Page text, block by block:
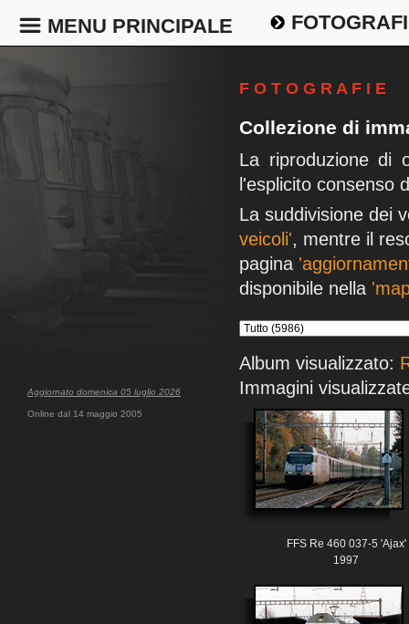
MENU PRINCIPALE
Aggiornato domenica 05 luglio 2026
Online dal 14 maggio 2005
F O T O G R A F I E
Collezione di
La riproduzione di
l'esplicito consenso
La suddivisione dei
veicoli', mentre il
pagina
disponibile nella
Album visualizzato:
Immagini
FFS Re 460 037-5 'Ajax'
1997